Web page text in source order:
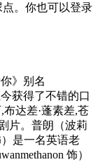
。你也可以登录
》别名
获得了不错的口
达差·蓬素差,苍
片。普朗（波莉
）是一名英语老
饰）